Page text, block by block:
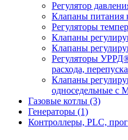
Регулятор
Клапаны питания
Регуляторы
Клапаны
Клапаны
Регуляторы
расхода,
Клапаны
односедельные
Газовые котлы (3)
Генераторы (1)
Контроллеры, PLС,